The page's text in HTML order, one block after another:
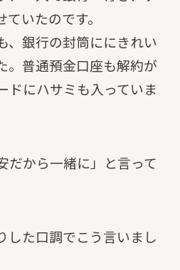
いたのです。
、銀行の封筒ににきれい
。普通預金口座も解約が
ドにハサミも入っていま
だから一緒に」と言って
した口調でこう言いまし